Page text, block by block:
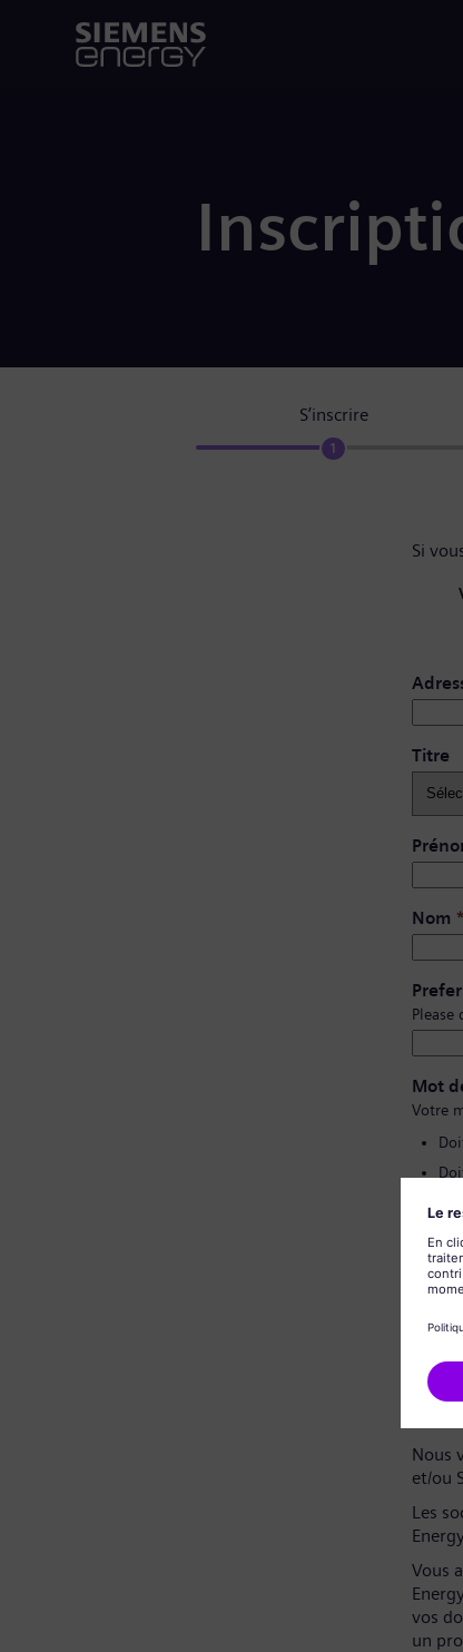
S’inscrire
1
Si
Titre
Nom *
Please
Mot
Votre
Nous
et/ou
Les
Vous
vos
un